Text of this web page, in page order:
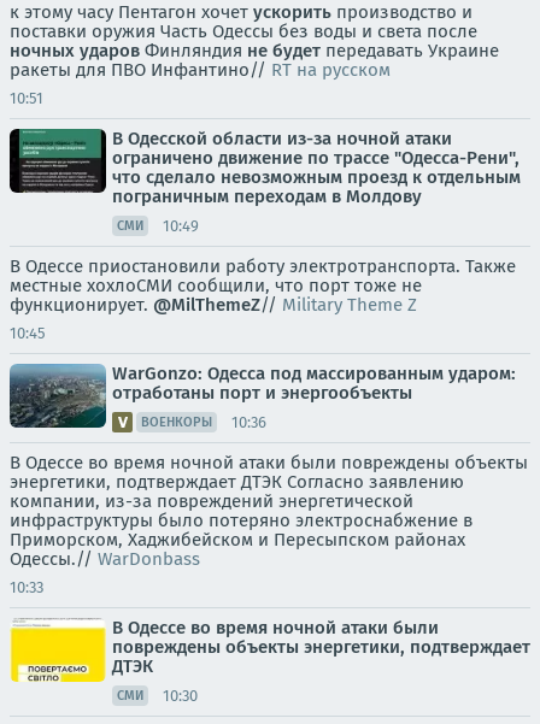
к этому часу Пентагон хочет ускорить производство и
поставки оружия Часть Одессы без воды и света после
ночных ударов Финляндия не будет передавать Украине
ракеты для ПВО Инфантино// RT на русском
10:51
В Одесской области из-за ночной атаки
ограничено движение по трассе "Одесса-Рени",
что сделало невозможным проезд к отдельным
пограничным переходам в Молдову
СМИ 10:49
В Одессе приостановили работу электротранспорта. Также
местные хохлоСМИ сообщили, что порт тоже не
функционирует. @MilThemeZ// Military Theme Z
10:45
WarGonzo: Одесса под массированным ударом:
отработаны порт и энергообъекты
ВОЕНКОРЫ 10:36
В Одессе во время ночной атаки были повреждены объекты
энергетики, подтверждает ДТЭК Согласно заявлению
компании, из-за повреждений энергетической
инфраструктуры было потеряно электроснабжение в
Приморском, Хаджибейском и Пересыпском районах
Одессы.// WarDonbass
10:33
В Одессе во время ночной атаки были
повреждены объекты энергетики, подтверждает
ДТЭК
СМИ 10:30